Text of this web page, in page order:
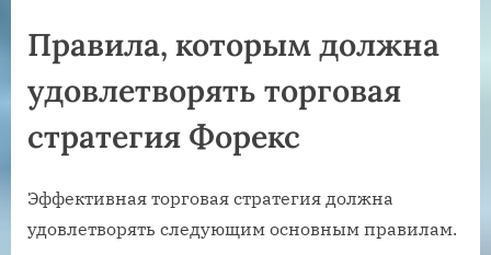
Правила, которым должна
удовлетворять торговая
стратегия Форекс
Эффективная торговая стратегия должна
удовлетворять следующим основным правилам.